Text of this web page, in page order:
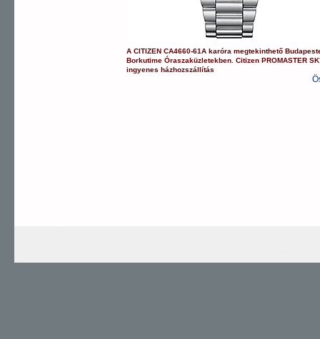
ACITIZEN CA4660-61A karóra megtekinthető
Borkutime Óraszaküzletekben.Citizen PROMASTER
ingyenes házhozszállítás